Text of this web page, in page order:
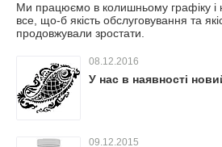
Ми працюємо в колишньому графіку і
все, що-б якість обслуговування та
продовжували зростати.
08.12.2016
У нас в наявності
09.12.2015